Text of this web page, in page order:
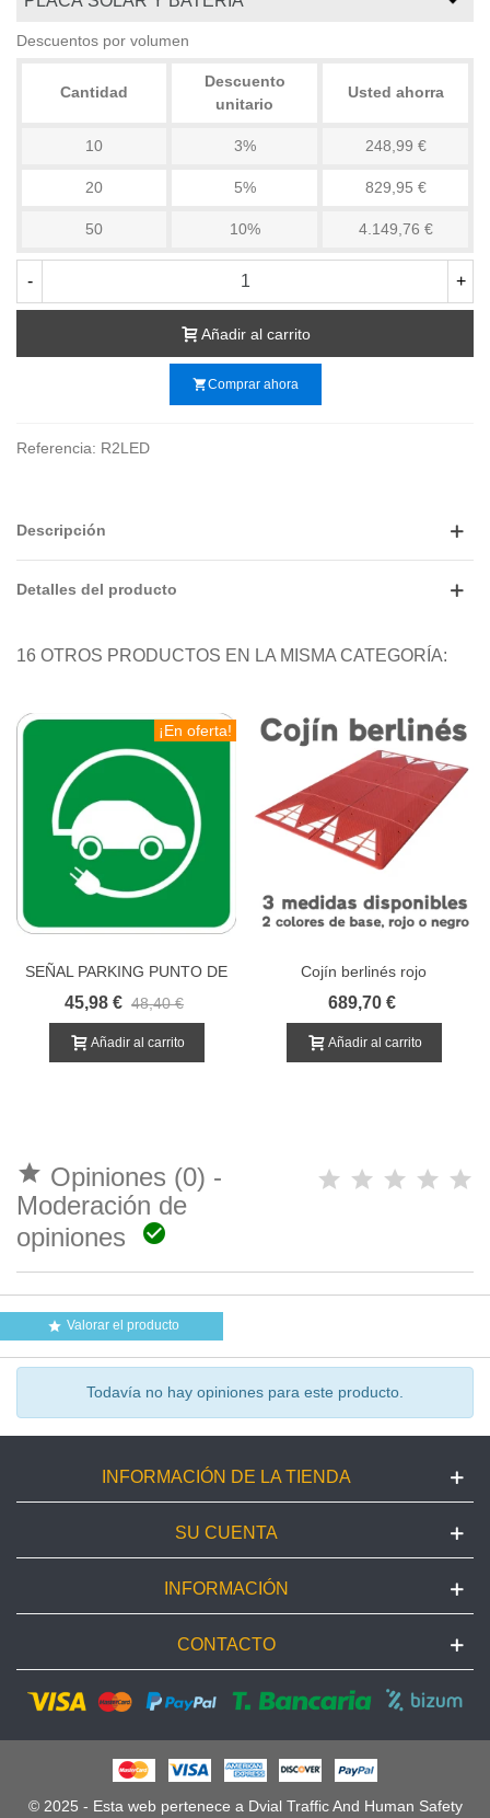
Descuentos por volumen
Cantidad
Descuento
unitario
Usted ahorra
10 3% 248,99 €
20 5% 829,95 €
50 10% 4.149,76 €
- +
Añadir al carrito
shopping_cartComprar ahora
Referencia: R2LED
Descripción
Detalles del producto
16 OTROS PRODUCTOS EN LA MISMA CATEGORÍA:
¡En oferta!
SEÑAL PARKING PUNTO DE
RECARGA COCHE
45,98 € 48,40 €
Añadir al carrito
Cojín berlinés rojo
689,70 €
Añadir al carrito
 Opiniones (0) -
Moderación de
opiniones

 Valorar el producto
Todavía no hay opiniones para este producto.
INFORMACIÓN DE LA TIENDA
SU CUENTA
INFORMACIÓN
CONTACTO
© 2025 - Esta web pertenece a Dvial Traffic And Human Safety